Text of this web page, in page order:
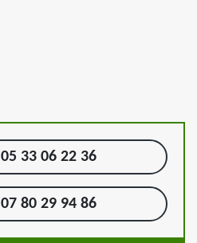
05 33 06 22 36
07 80 29 94 86